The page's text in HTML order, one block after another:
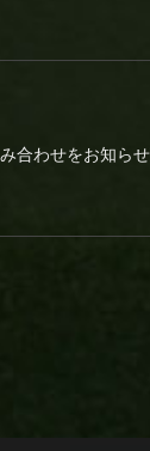
合わせをお知らせ